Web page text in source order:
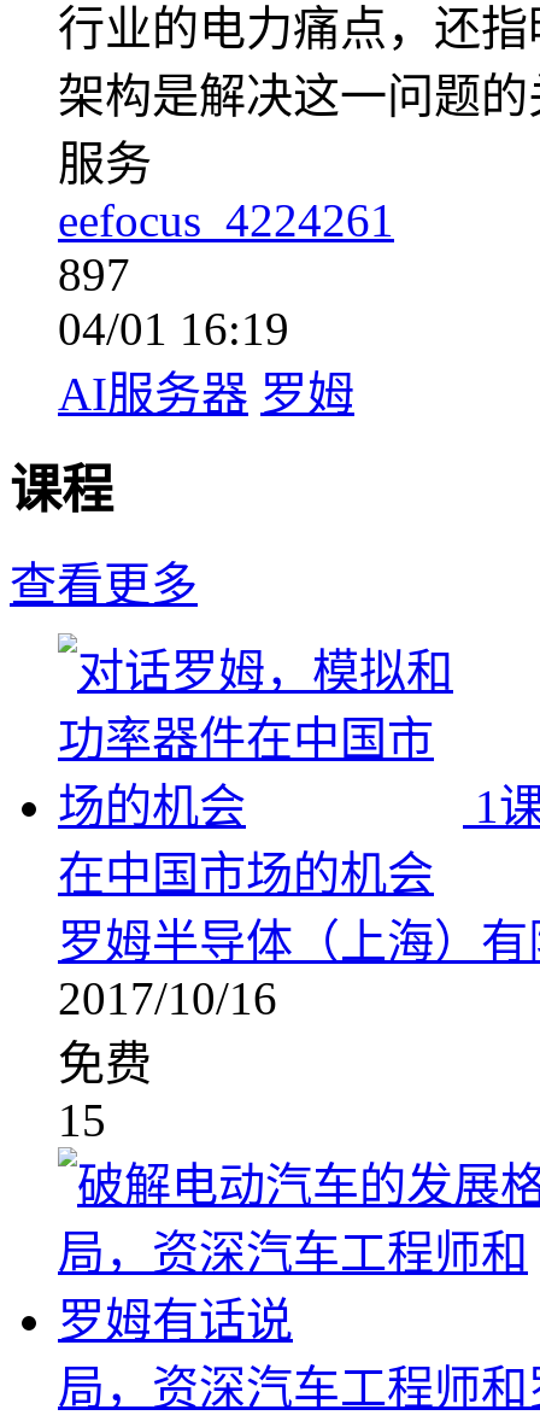
行业的电力痛点，还
架构是解决这一问题
服务
eefocus_4224261
897
04/01 16:19
AI服务器 罗姆
课程
查看更多
1
在中国市场的机会
罗姆半导体（上海）
2017/10/16
免费
15
局，资深汽车工程师